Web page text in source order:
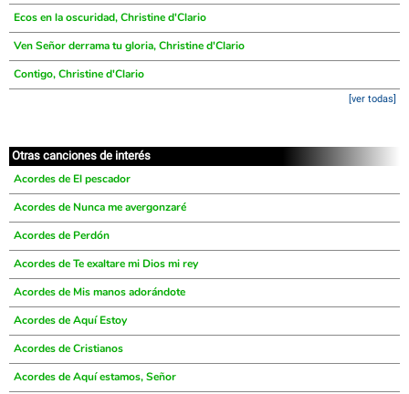
Ecos en la oscuridad, Christine d'Clario
Ven Señor derrama tu gloria, Christine d'Clario
Contigo, Christine d'Clario
[ver todas]
Otras canciones de interés
Acordes de El pescador
Acordes de Nunca me avergonzaré
Acordes de Perdón
Acordes de Te exaltare mi Dios mi rey
Acordes de Mis manos adorándote
Acordes de Aquí Estoy
Acordes de Cristianos
Acordes de Aquí estamos, Señor